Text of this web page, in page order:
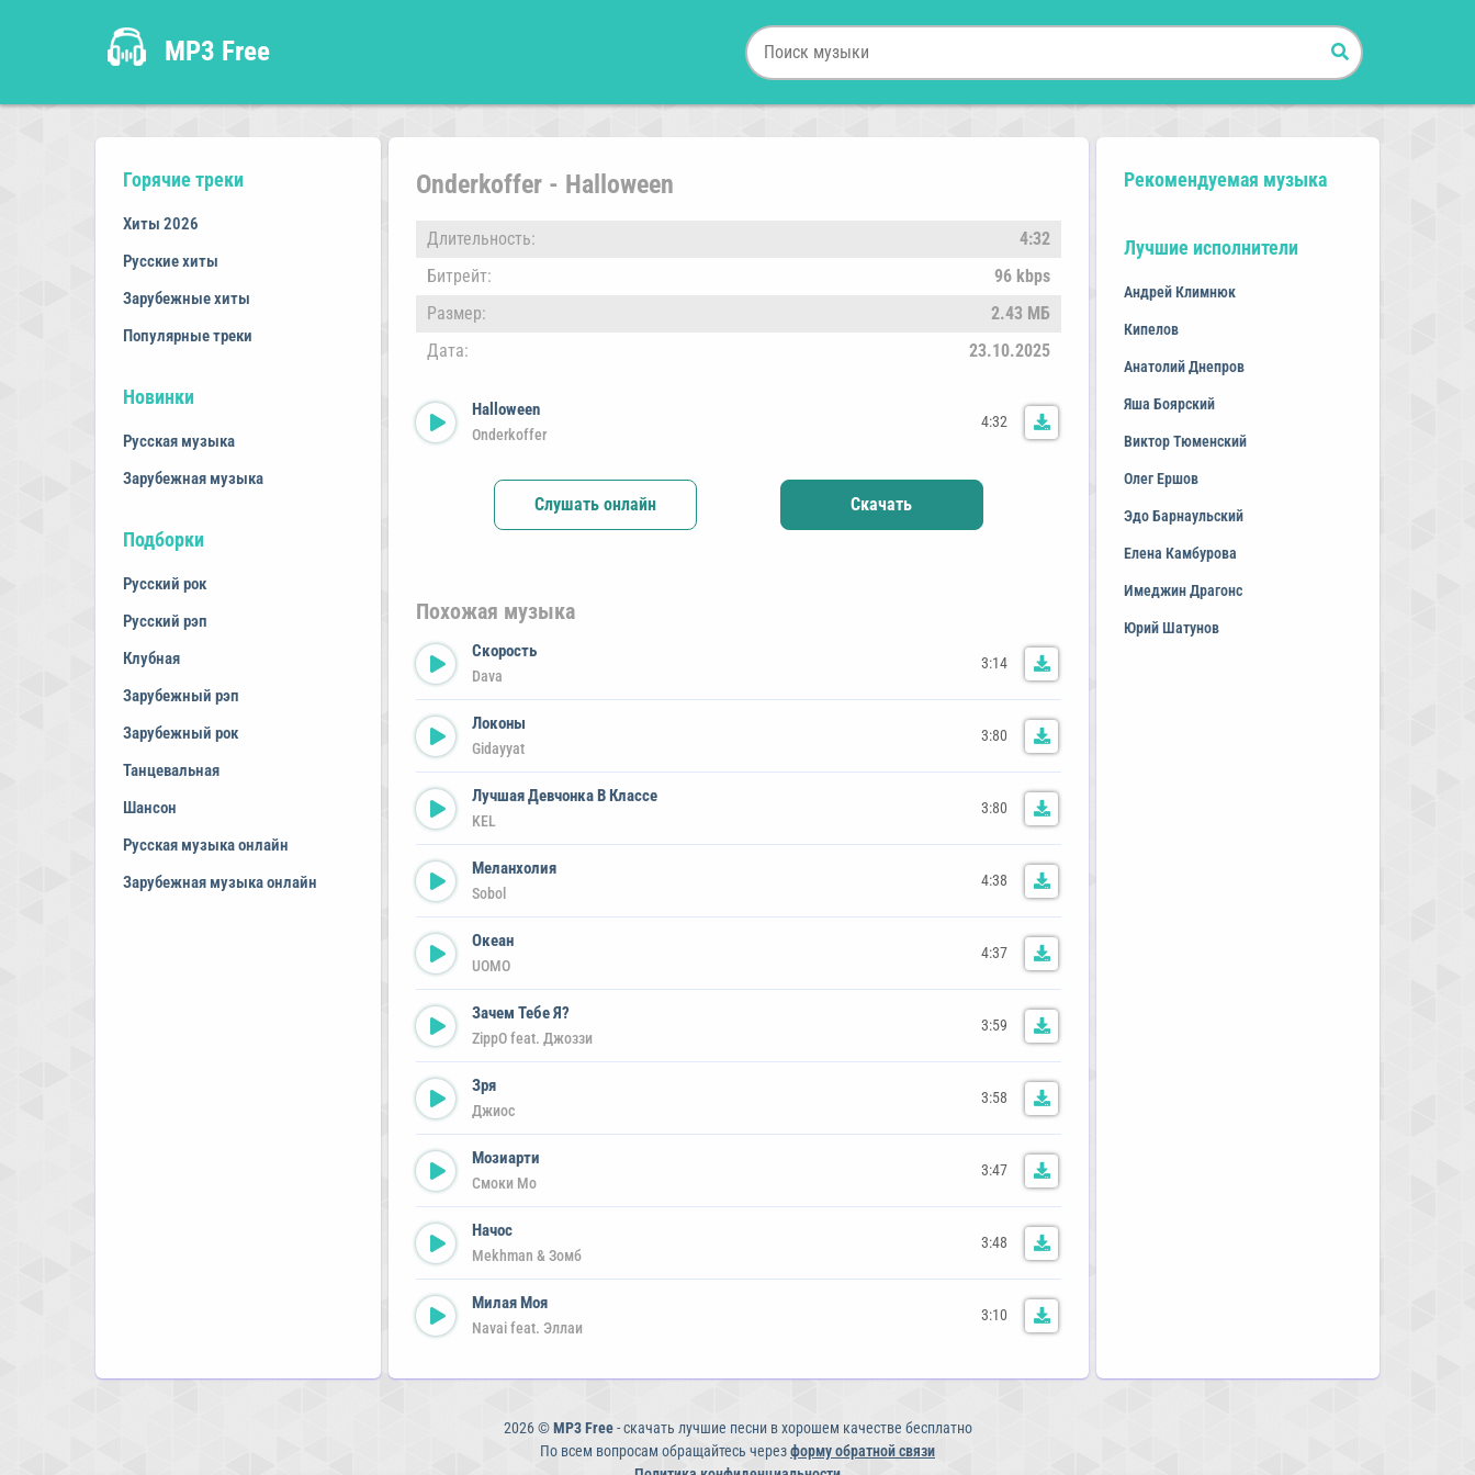
MP3 Free
Горячие треки
Хиты 2026
Русские хиты
Зарубежные хиты
Популярные треки
Новинки
Русская музыка
Зарубежная музыка
Подборки
Русский рок
Русский рэп
Клубная
Зарубежный рэп
Зарубежный рок
Танцевальная
Шансон
Русская музыка онлайн
Зарубежная музыка онлайн
Onderkoffer - Halloween
Длительность:
4:32
Битрейт:
96 kbps
Размер:
2.43 МБ
Дата:
23.10.2025
Halloween
Onderkoffer
4:32
Слушать онлайн Скачать
Похожая музыка
Скорость
Dava
3:14
Локоны
Gidayyat
3:80
Лучшая Девчонка В Классе
KEL
3:80
Меланхолия
Sobol
4:38
Океан
UOMO
4:37
Зачем Тебе Я?
ZippO feat. Джоззи
3:59
Зря
Джиос
3:58
Мозиарти
Смоки Мо
3:47
Начос
Mekhman & Зомб
3:48
Милая Моя
Navai feat. Эллаи
3:10
Рекомендуемая музыка
Лучшие исполнители
Андрей Климнюк
Кипелов
Анатолий Днепров
Яша Боярский
Виктор Тюменский
Олег Ершов
Эдо Барнаульский
Елена Камбурова
Имеджин Драгонс
Юрий Шатунов
2026 ©MP3 Free- скачать лучшие песни в хорошем качестве бесплатно
По всем вопросам обращайтесь черезформу обратной связи